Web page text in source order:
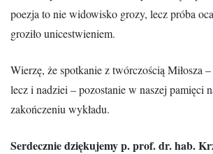
poezja to nie widowisko grozy, lecz próba
groziło unicestwieniem.
Wierzę, że spotkanie z twórczością Miłosza
lecz i nadziei – pozostanie w naszej pamięci
zakończeniu wykładu.
Serdecznie dziękujemy p. prof. dr. hab.